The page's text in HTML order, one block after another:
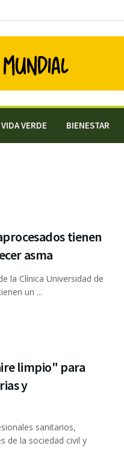
VIDA VERDE BIENESTAR
tienen
asma
la Clínica Universidad de
un ...
limpio" para
y
sanitarios,
de la sociedad civil y